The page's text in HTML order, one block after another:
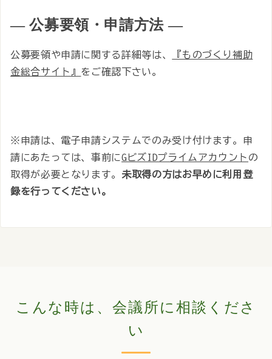
― 公募要領・申請方法 ―
公募要領や申請に関する詳細等は、
『ものづくり補助
金総合サイト』 をご確認下さい。
※申請は、電子申請システムでのみ受け付けます。申
請にあたっては、事前にGビズIDプライムアカウント の
取得が必要となります。 未取得の方はお早めに利用登
録を行ってください。
こんな時は、会議所に相談くださ
い